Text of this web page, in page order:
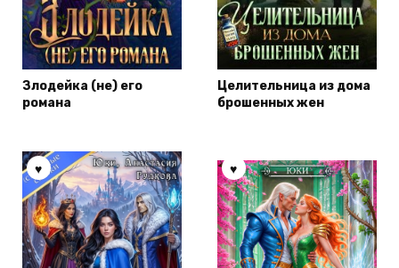
Злодейка (не) его
романа
Целительница из дома
брошенных жен